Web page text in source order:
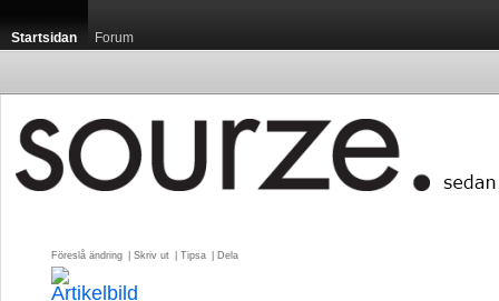
Startsidan Forum
Föreslå ändring Skriv ut Tipsa Dela